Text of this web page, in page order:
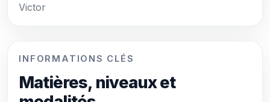
Victor
INFORMATIONS CLÉS
Matières, niveaux et